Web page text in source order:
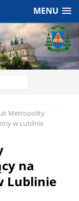
MENU
Metropolity
w Lublinie
na
Lublinie